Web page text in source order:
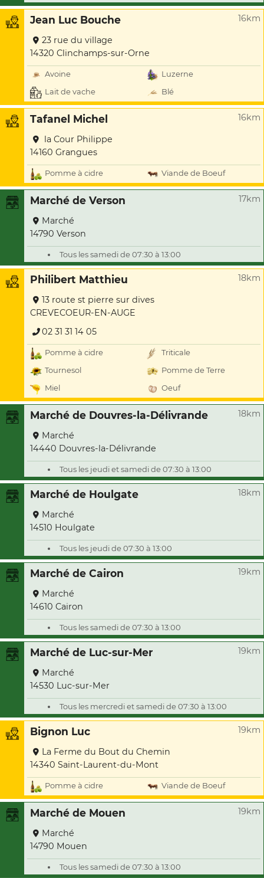
Jean Luc Bouche 16km
23 rue du village
14320 Clinchamps-sur-Orne
Avoine
Luzerne
Lait de vache
Blé
Tafanel Michel 16km
la Cour Philippe
14160 Grangues
Pomme à cidre Viande de Boeuf
Marché de Verson 17km
Marché
14790 Verson
Tous les samedi de 07:30 à 13:00
Philibert Matthieu 18km
13 route st pierre sur dives
CREVECOEUR-EN-AUGE
02 31 31 14 05
Pomme à cidre
Triticale
Tournesol
Pomme de Terre
Miel
Oeuf
Marché de Douvres-la-Délivrande 18km
Marché
14440 Douvres-la-Délivrande
Tous les jeudi et samedi de 07:30 à 13:00
Marché de Houlgate 18km
Marché
14510 Houlgate
Tous les jeudi de 07:30 à 13:00
Marché de Cairon 19km
Marché
14610 Cairon
Tous les samedi de 07:30 à 13:00
Marché de Luc-sur-Mer 19km
Marché
14530 Luc-sur-Mer
Tous les mercredi et samedi de 07:30 à 13:00
Bignon Luc 19km
La Ferme du Bout du Chemin
14340 Saint-Laurent-du-Mont
Pomme à cidre Viande de Boeuf
Marché de Mouen 19km
Marché
14790 Mouen
Tous les samedi de 07:30 à 13:00